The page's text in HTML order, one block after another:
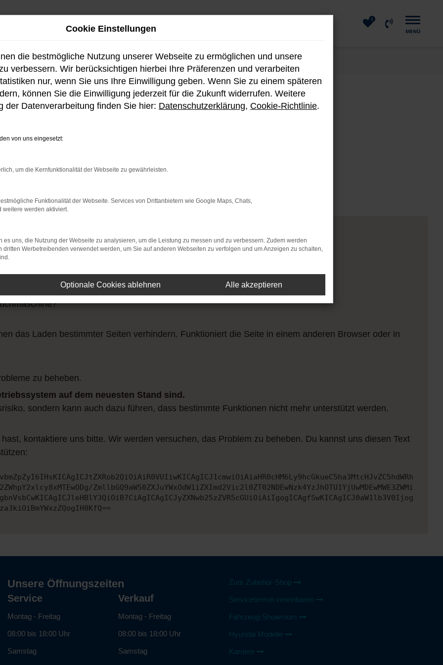
MENÜ
0
Showroom
Bestand an Hyundai Fahrzeugen.
das Laden bestimmter Seiten verhindern. Funktioniert die Seite in einem anderen Browser oder in
zu beheben.
auf dem neuesten Stand sind.
sondern kann auch dazu führen, dass bestimmte Funktionen nicht mehr unterstützt werden.
kontaktiere uns bitte. Wir werden versuchen, das Problem zu beheben. Du kannst uns diesen Text
ZmllbGQ9aW50ZXJuYWxOdW1iZXImd2Vic2l0ZT02NDEwNzk4YzJhOTU1YjUwMDEwMWE3ZWMi
Unsere Öffnungszeiten
Service
Montag - Freitag
08:00 bis 18:00 Uhr
Samstag
Verkauf
Montag - Freitag
08:00 bis 18:00 Uhr
Samstag
Zum Zubehör-Shop
Servicetermin vereinbaren
Fahrzeug-Showroom
Hyundai Modelle
Karriere
Cookie Einstellungen
die bestmögliche Nutzung unserer Webseite zu ermöglichen und unsere
verbessern. Wir berücksichtigen hierbei Ihre Präferenzen und verarbeiten
nur, wenn Sie uns Ihre Einwilligung geben. Wenn Sie zu einem späteren
können Sie die Einwilligung jederzeit für die Zukunft widerrufen. Weitere
der Datenverarbeitung finden Sie hier: Datenschutzerklärung, Cookie-Richtlinie.
von uns eingesetzt:
um die Kernfunktionalität der Webseite zu gewährleisten.
Funktionalität der Webseite. Services von Drittanbietern wie Google Maps, Chats,
weitere werden aktiviert.
es uns, die Nutzung der Webseite zu analysieren, um die Leistung zu messen und zu verbessern. Zudem werden
dritten Werbetreibenden verwendet werden, um Sie auf anderen Webseiten zu verfolgen und um Anzeigen zu schalten,
Optionale Cookies ablehnen Alle akzeptieren